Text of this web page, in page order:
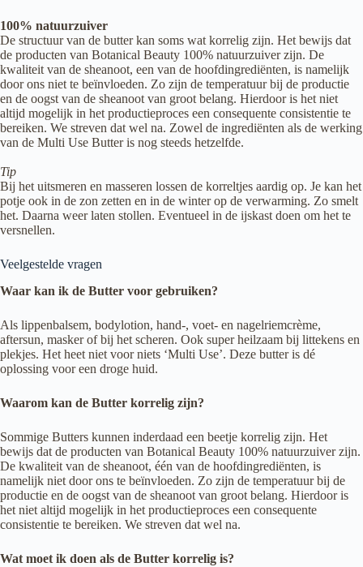
100% natuurzuiver
De structuur van de butter kan soms wat korrelig zijn. Het bewijs dat
de producten van Botanical Beauty 100% natuurzuiver zijn. De
kwaliteit van de sheanoot, een van de hoofdingrediënten, is namelijk
door ons niet te beïnvloeden. Zo zijn de temperatuur bij de productie
en de oogst van de sheanoot van groot belang. Hierdoor is het niet
altijd mogelijk in het productieproces een consequente consistentie te
bereiken. We streven dat wel na. Zowel de ingrediënten als de werking
van de Multi Use Butter is nog steeds hetzelfde.
Tip
Bij het uitsmeren en masseren lossen de korreltjes aardig op. Je kan het
potje ook in de zon zetten en in de winter op de verwarming. Zo smelt
het. Daarna weer laten stollen. Eventueel in de ijskast doen om het te
versnellen.
Veelgestelde vragen
Waar kan ik de Butter voor gebruiken?
Als lippenbalsem, bodylotion, hand-, voet- en nagelriemcrème,
aftersun, masker of bij het scheren. Ook super heilzaam bij littekens en
plekjes. Het heet niet voor niets ‘Multi Use’. Deze butter is dé
oplossing voor een droge huid.
Waarom kan de Butter korrelig zijn?
Sommige Butters kunnen inderdaad een beetje korrelig zijn. Het
bewijs dat de producten van Botanical Beauty 100% natuurzuiver zijn.
De kwaliteit van de sheanoot, één van de hoofdingrediënten, is
namelijk niet door ons te beïnvloeden. Zo zijn de temperatuur bij de
productie en de oogst van de sheanoot van groot belang. Hierdoor is
het niet altijd mogelijk in het productieproces een consequente
consistentie te bereiken. We streven dat wel na.
Wat moet ik doen als de Butter korrelig is?